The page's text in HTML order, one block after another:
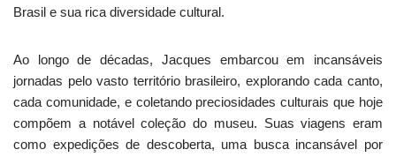
Brasil e sua rica diversidade cultural.
Ao longo de décadas, Jacques embarcou em incansáveis
jornadas pelo vasto território brasileiro, explorando cada canto,
cada comunidade, e coletando preciosidades culturais que hoje
compõem a notável coleção do museu. Suas viagens eram
como expedições de descoberta, uma busca incansável por